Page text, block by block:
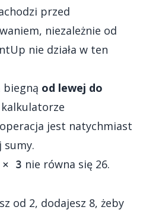
przed
niezależnie od
nie działa w ten
biegną od lewej do
jest natychmiast
sumy.
3 nie równa się 26.
od 2, dodajesz 8, żeby